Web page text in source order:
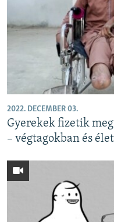
2022. DECEMBER 03.
Gyerekek fizetik
– végtagokban és